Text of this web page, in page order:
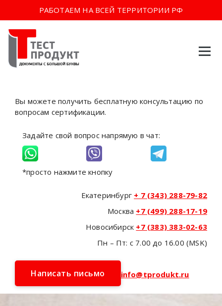
РАБОТАЕМ НА ВСЕЙ ТЕРРИТОРИИ РФ
содержимому
Вы можете получить бесплатную консультацию по
вопросам сертификации.
Задайте свой вопрос напрямую в чат:
*просто нажмите кнопку
Екатеринбург + 7 (343) 288-79-82
Москва +7 (499) 288-17-19
Новосибирск +7 (383) 383-02-63
Пн – Пт: с 7.00 до 16.00 (MSK)
Написать письмо info@tprodukt.ru